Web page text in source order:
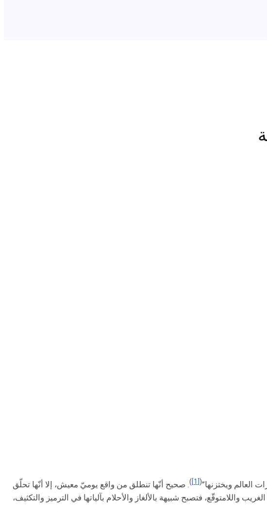
العالم ويختزنها”(
). صحيح أنّها تنطلق من واقع يوميّ معيش، إلا أنّها تحلّق
فتصبح شبيهة بالألغاز والأحلام بآلياتها في الترميز والتكثيف،